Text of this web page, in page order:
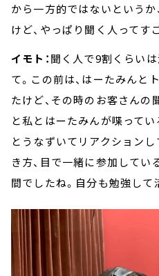
から一方的ではないという
けど、やっぱり聞く人ってす
イモト：聞く人で9割くらい
て。この前は、はーたみんと
たけど、その時のお客さんの
と私とはーたみんが喋って
とうなずいてリアクションし
き方、目で一緒に参加して
間でしたね。自分も勉強して